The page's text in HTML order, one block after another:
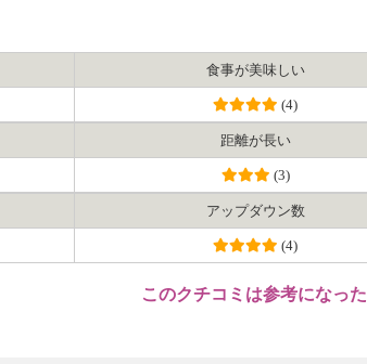
食事が美味しい
(4)
距離が長い
(3)
アップダウン数
(4)
このクチコミは参考になった